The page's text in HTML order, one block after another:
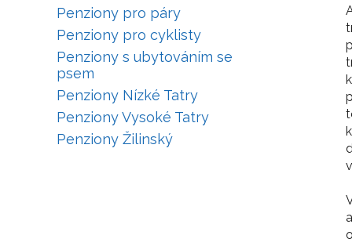
Penziony pro páry
Penziony pro cyklisty
Penziony s ubytováním se
psem
Penziony Nízké Tatry
Penziony Vysoké Tatry
Penziony Žilinský